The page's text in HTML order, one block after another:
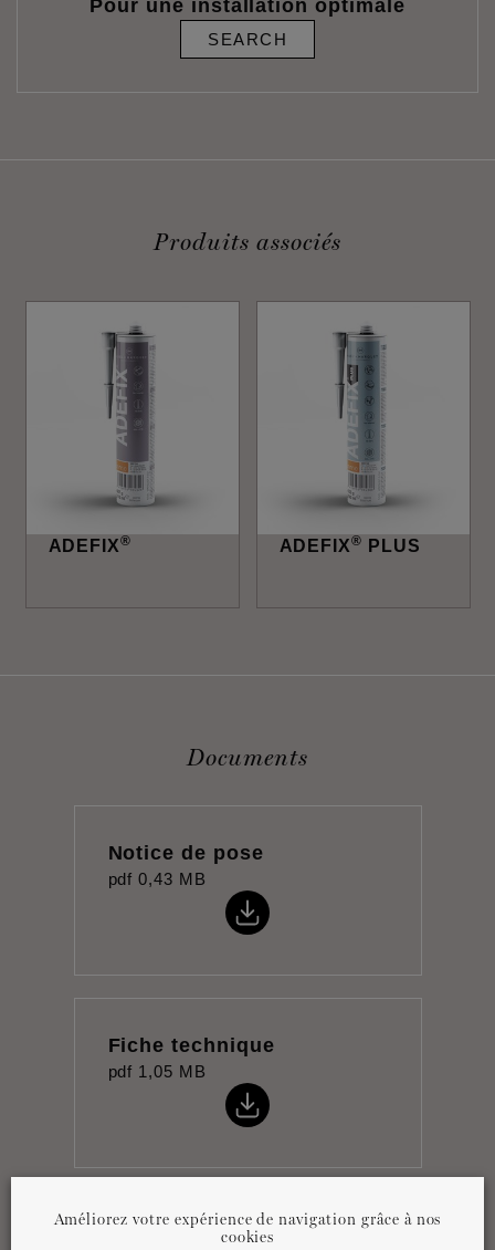
Pour une installation optimale
SEARCH
Produits associés
ADEFIX® ADEFIX® PLUS
Documents
Notice de pose
pdf 0,43 MB
Fiche technique
pdf 1,05 MB
Product overview
Améliorez votre expérience de navigation grâce à nos
cookies